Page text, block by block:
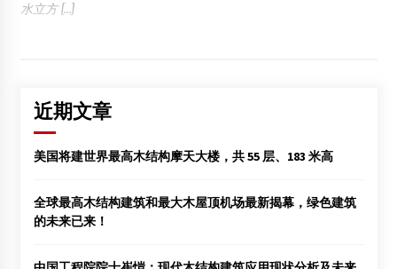
水立方 […]
近期文章
美国将建世界最高木结构摩天大楼，共 55 层、183 米高
全球最高木结构建筑和最大木屋顶机场最新揭幕，绿色建筑
的未来已来！